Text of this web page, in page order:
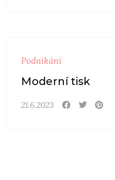
Podnikání
Moderní tisk
21.6.2023